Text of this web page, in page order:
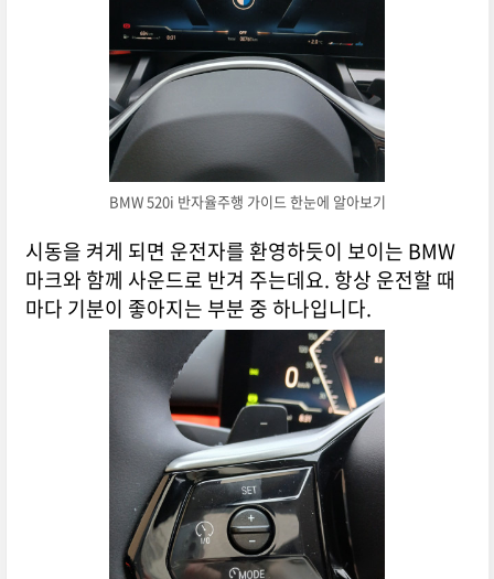
BMW 520i 반자율주행 가이드 한눈에 알아보기
시동을 켜게 되면 운전자를 환영하듯이 보이는 BMW
마크와 함께 사운드로 반겨 주는데요. 항상 운전할 때
마다 기분이 좋아지는 부분 중 하나입니다.